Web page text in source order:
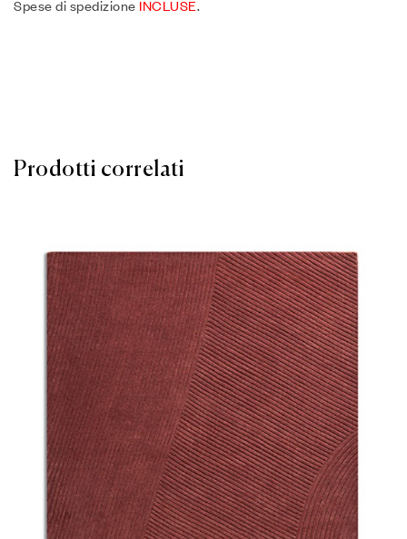
Spese di spedizione INCLUSE.
Prodotti correlati